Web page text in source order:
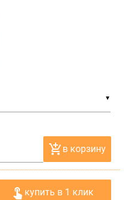
▼
add_shopping_cart в корзину
touch_app купить в 1 клик